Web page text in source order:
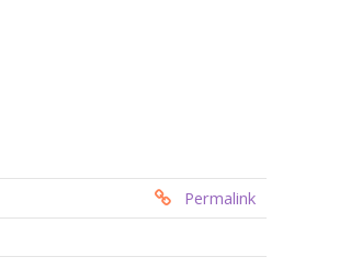
Permalink